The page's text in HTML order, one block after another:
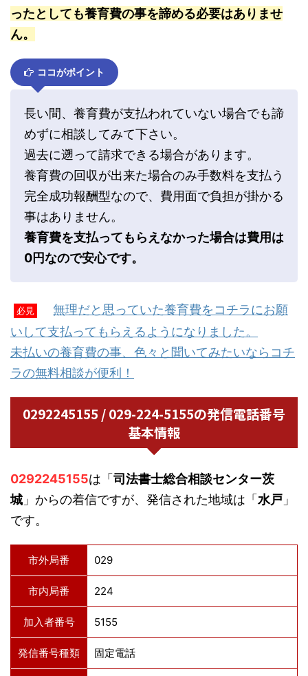
ったとしても養育費の事を諦める必要はありませ
ん。
ココがポイント
長い間、養育費が支払われていない場合でも諦
めずに相談してみて下さい。
過去に遡って請求できる場合があります。
養育費の回収が出来た場合のみ手数料を支払う
完全成功報酬型なので、費用面で負担が掛かる
事はありません。
養育費を支払ってもらえなかった場合は費用は
0円なので安心です。
必見
無理だと思っていた養育費をコチラにお願
いして支払ってもらえるようになりました。
未払いの養育費の事、色々と聞いてみたいならコチ
ラの無料相談が便利！
0292245155 / 029-224-5155の発信電話番号
基本情報
0292245155は「 司法書士総合相談センター茨
城 」からの着信ですが、発信された地域は「 水戸 」
です。
市外局番 029
市内局番 224
加入者番号 5155
発信番号種類 固定電話